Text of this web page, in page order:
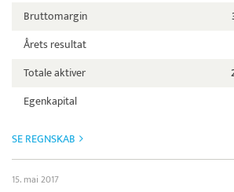
Bruttomargin
Årets resultat
Totale aktiver
Egenkapital
SE REGNSKAB
15. mai 2017